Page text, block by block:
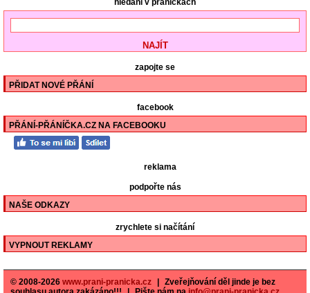
hledání v přáníčkách
zapojte se
PŘIDAT NOVÉ PŘÁNÍ
facebook
PŘÁNÍ-PŘÁNÍČKA.CZ NA FACEBOOKU
reklama
podpořte nás
NAŠE ODKAZY
zrychlete si načítání
VYPNOUT REKLAMY
© 2008-2026 www.prani-pranicka.cz
Zveřejňování děl jinde je bez